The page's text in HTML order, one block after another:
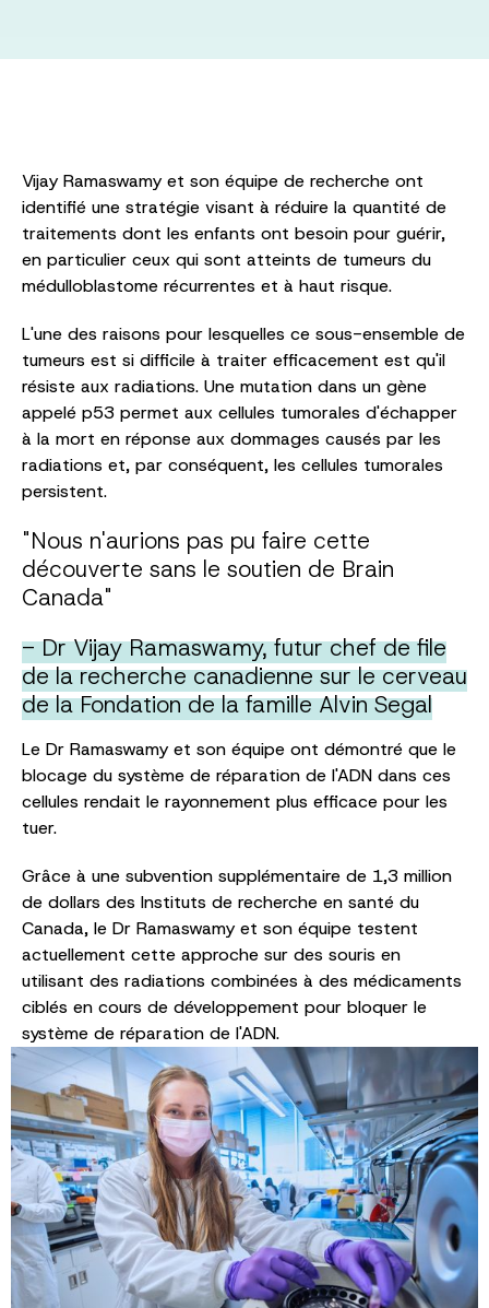
Vijay Ramaswamy et son équipe de recherche ont
identifié une stratégie visant à réduire la quantité de
traitements dont les enfants ont besoin pour guérir,
en particulier ceux qui sont atteints de tumeurs du
médulloblastome récurrentes et à haut risque.
L'une des raisons pour lesquelles ce sous-ensemble de
tumeurs est si difficile à traiter efficacement est qu'il
résiste aux radiations. Une mutation dans un gène
appelé p53 permet aux cellules tumorales d'échapper
à la mort en réponse aux dommages causés par les
radiations et, par conséquent, les cellules tumorales
persistent.
"Nous n'aurions pas pu faire cette
découverte sans le soutien de Brain
Canada"
- Dr Vijay Ramaswamy, futur chef de file
de la recherche canadienne sur le cerveau
de la Fondation de la famille Alvin Segal
Le Dr Ramaswamy et son équipe ont démontré que le
blocage du système de réparation de l'ADN dans ces
cellules rendait le rayonnement plus efficace pour les
tuer.
Grâce à une subvention supplémentaire de 1,3 million
de dollars des Instituts de recherche en santé du
Canada, le Dr Ramaswamy et son équipe testent
actuellement cette approche sur des souris en
utilisant des radiations combinées à des médicaments
ciblés en cours de développement pour bloquer le
système de réparation de l'ADN.